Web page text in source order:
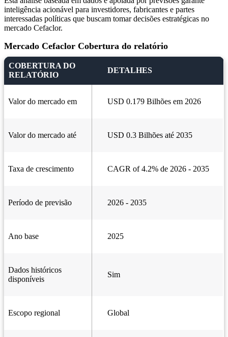
inteligência acionável para investidores, fabricantes e partes
interessadas políticas que buscam tomar decisões estratégicas no
mercado Cefaclor.
Mercado Cefaclor Cobertura do relatório
COBERTURA DO
RELATÓRIO
DETALHES
Valor do mercado em USD 0.179 Bilhões em 2026
Valor do mercado até USD 0.3 Bilhões até 2035
Taxa de crescimento CAGR of 4.2% de 2026 - 2035
Período de previsão 2026 - 2035
Ano base 2025
Dados históricos
disponíveis
Sim
Escopo regional Global